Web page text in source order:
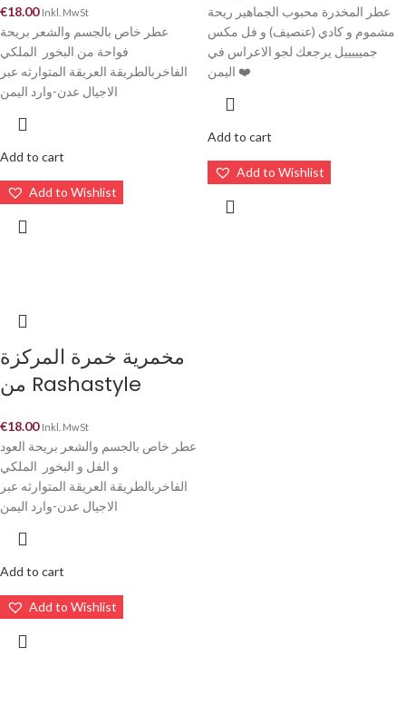
€18.00 Inkl. MwSt
عطر خاص بالجسم والشعر بريحة
فواحة من البخور الملكي
الفاخربالطريقة العريقة المتوارثه عبر
الاجيال عدن-وارد اليمن
Add to cart
Add to Wishlist
عطر المخدرة محبوب الجماهير ريحة
مشموم و كادي (عنصيف) و فل مكس
جميييييل يرجعك لجو الاعراس في
اليمن ❤️
Add to cart
Add to Wishlist
مخمرية خمرة المركزة
من Rashastyle
€18.00 Inkl. MwSt
عطر خاص بالجسم والشعر بريحة العود
و الفل و البخور الملكي
الفاخربالطريقة العريقة المتوارثه عبر
الاجيال عدن-وارد اليمن
Add to cart
Add to Wishlist